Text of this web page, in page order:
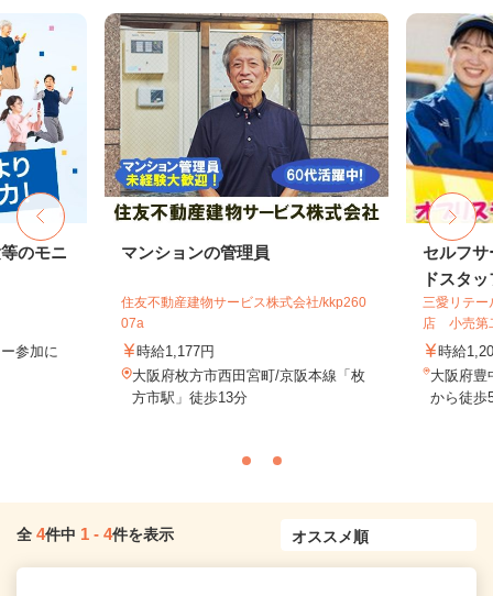
のモニ
参加に
マンションの管理員
住友不動産建物サービス株式会社/kkp260
07a
時給1,177円
大阪府枚方市西田宮町/京阪本線「枚
方市駅」徒歩13分
セルフ
ドスタッ
三愛リテ
店 小売第
時給
大阪府豊
から徒歩
全 4件中 1 - 4件を表示